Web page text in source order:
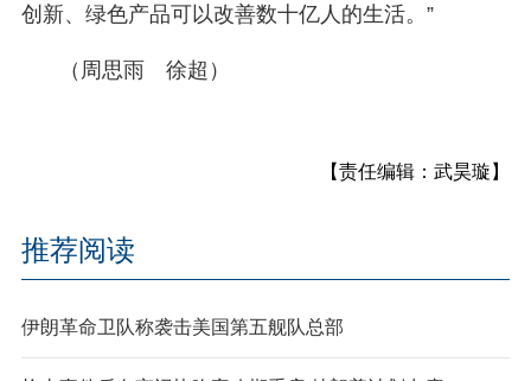
创新、绿色产品可以改善数十亿人的生活。”
（周思雨 徐超）
【责任编辑：武昊璇】
推荐阅读
伊朗革命卫队称袭击美国第五舰队总部